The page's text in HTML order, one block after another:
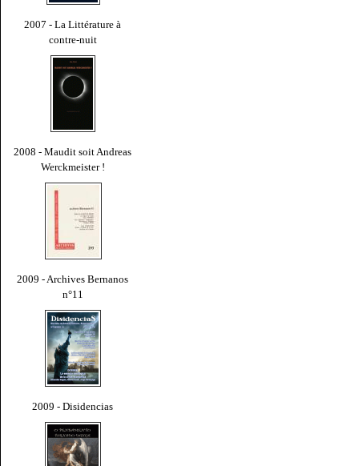
2007 - La Littérature à
contre-nuit
2008 - Maudit soit Andreas
Werckmeister !
2009 - Archives Bernanos
n°11
2009 - Disidencias